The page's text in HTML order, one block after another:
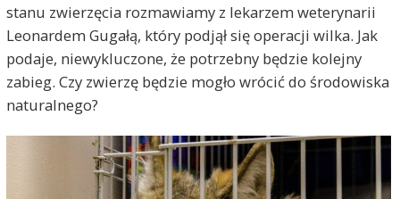
stanu zwierzęcia rozmawiamy z lekarzem weterynarii
Leonardem Gugałą, który podjął się operacji wilka. Jak
podaje, niewykluczone, że potrzebny będzie kolejny
zabieg. Czy zwierzę będzie mogło wrócić do środowiska
naturalnego?